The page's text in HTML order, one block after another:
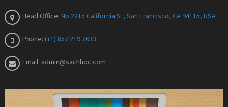
Head Office: No 2215 California St, San Francisco, CA 94115, USA
Phone: (+1) 857 219 7633
Email: admin@sachhoc.com